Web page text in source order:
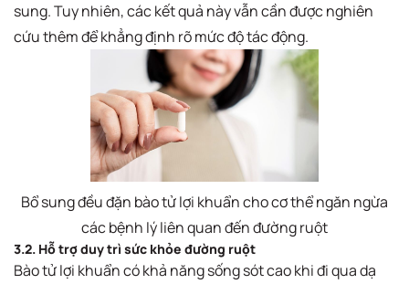
sung. Tuy nhiên, các kết quả này vẫn cần được nghiên
cứu thêm để khẳng định rõ mức độ tác động.
Bổ sung đều đặn bào tử lợi khuẩn cho cơ thể ngăn ngừa
các bệnh lý liên quan đến đường ruột
3.2. Hỗ trợ duy trì sức khỏe đường ruột
Bào tử lợi khuẩn có khả năng sống sót cao khi đi qua dạ